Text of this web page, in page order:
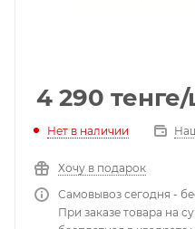
4 290 тенге/
Нет в наличии
Хочу в подарок
Самовывоз сегодня -
При заказе товара на